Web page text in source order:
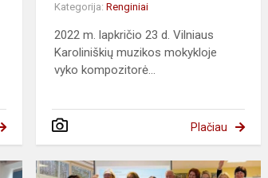
Kategorija:Renginiai
2022 m. lapkričio 23 d. Vilniaus
Karoliniškių muzikos mokykloje
vyko kompozitorė...
Plačiau